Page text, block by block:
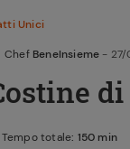
Unici
Chef BeneInsieme - 27/
Tempo totale: 150 min